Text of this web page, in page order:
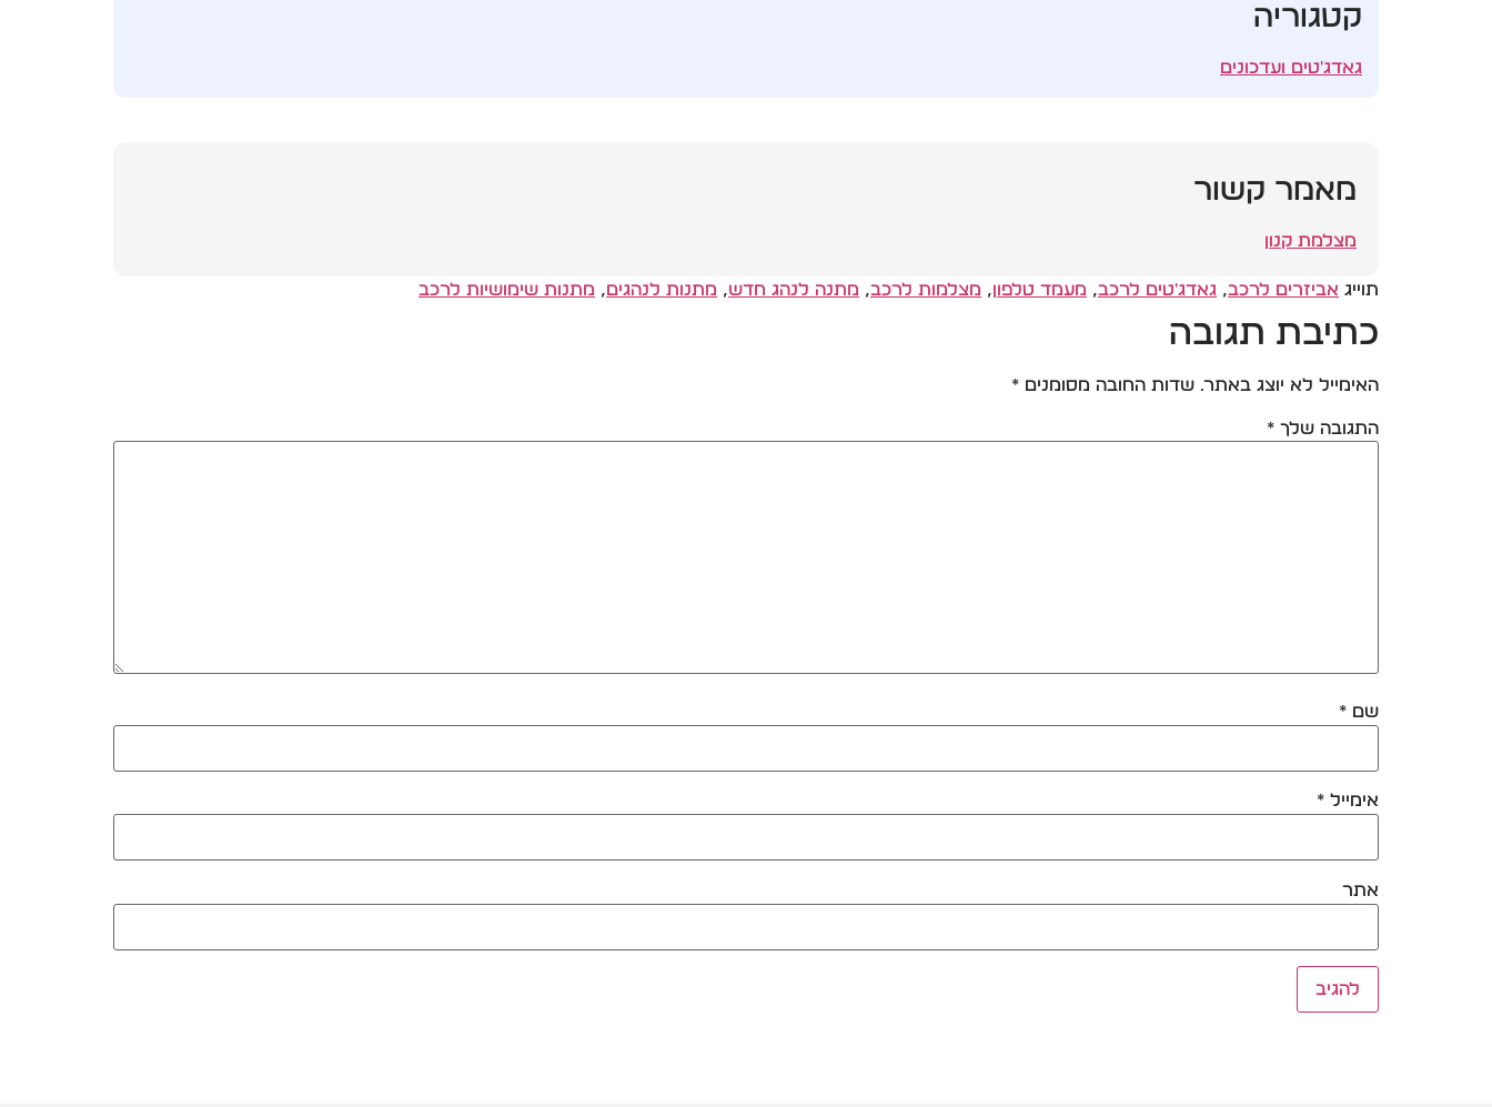
קטגוריה
גאדג'טים ועדכונים
מאמר קשור
מצלמת קנון
תוייג אביזרים לרכב, גאדג'טים לרכב, מעמד טלפון, מצלמות לרכב, מתנה לנהג חדש, מתנות לנהגים, מתנות שימושיות לרכב
כתיבת תגובה
האימייל לא יוצג באתר. שדות החובה מסומנים *
התגובה שלך *
שם *
אימייל *
אתר